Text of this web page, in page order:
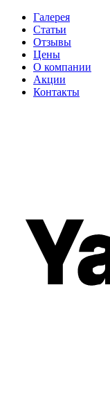
Галерея
Статьи
Отзывы
Цены
О компании
Акции
Контакты